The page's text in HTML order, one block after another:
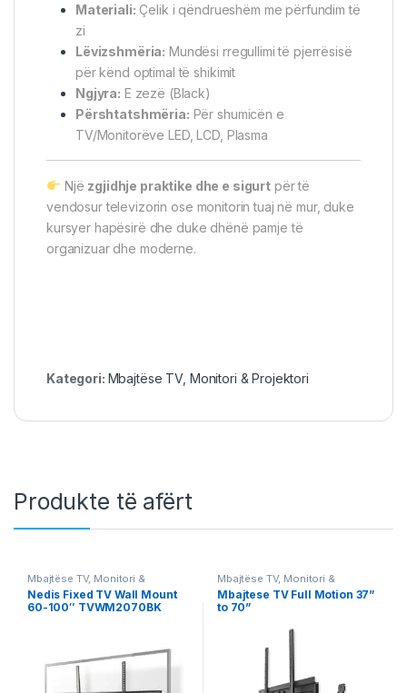
Materiali: Çelik i qëndrueshëm me përfundim të
zi
Lëvizshmëria: Mundësi rregullimi të pjerrësisë
për kënd optimal të shikimit
Ngjyra: E zezë (Black)
Përshtatshmëria: Për shumicën e
TV/Monitorëve LED, LCD, Plasma
Një zgjidhje praktike dhe e sigurt për të
vendosur televizorin ose monitorin tuaj në mur, duke
kursyer hapësirë dhe duke dhënë pamje të
organizuar dhe moderne.
Kategori: Mbajtëse TV, Monitori & Projektori
Produkte të afërt
Mbajtëse TV, Monitori &
Projektori Nedis
Nedis Fixed TV Wall Mount
60-100″ TVWM2070BK
Mbajtëse TV, Monitori &
Projektori Nedis
Mbajtese TV Full Motion 37”
to 70”